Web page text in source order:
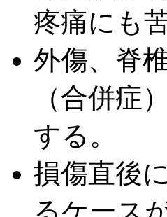
疼痛にも
外傷、脊
（合併症
する。
損傷直後